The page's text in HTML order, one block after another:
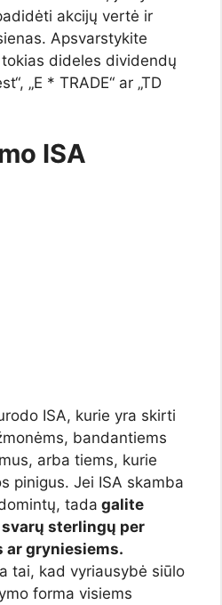
akcijų vertė ir
Apsvarstykite
dideles dividendų
„E * TRADE“ ar „TD
ISA
ISA, kurie yra skirti
bandantiems
arba tiems, kurie
pinigus. Jei ISA skamba
tada galite
sterlingų per
ar gryniesiems.
tai, kad vyriausybė siūlo
forma visiems